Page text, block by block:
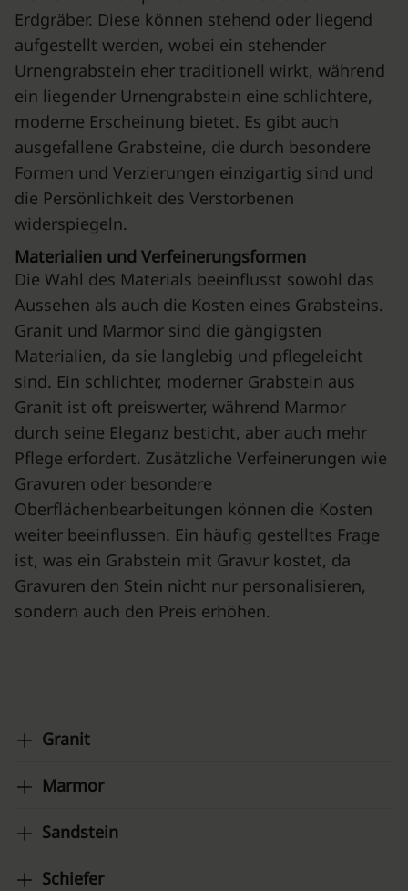
Erdgräber. Diese können stehend oder liegend
aufgestellt werden, wobei ein stehender
Urnengrabstein eher traditionell wirkt, während
ein liegender Urnengrabstein eine schlichtere,
moderne Erscheinung bietet. Es gibt auch
ausgefallene Grabsteine, die durch besondere
Formen und Verzierungen einzigartig sind und
die Persönlichkeit des Verstorbenen
widerspiegeln.
Materialien und Verfeinerungsformen
Die Wahl des Materials beeinflusst sowohl das
Aussehen als auch die Kosten eines Grabsteins.
Granit und Marmor sind die gängigsten
Materialien, da sie langlebig und pflegeleicht
sind. Ein schlichter, moderner Grabstein aus
Granit ist oft preiswerter, während Marmor
durch seine Eleganz besticht, aber auch mehr
Pflege erfordert. Zusätzliche Verfeinerungen wie
Gravuren oder besondere
Oberflächenbearbeitungen können die Kosten
weiter beeinflussen. Ein häufig gestelltes Frage
ist, was ein Grabstein mit Gravur kostet, da
Gravuren den Stein nicht nur personalisieren,
sondern auch den Preis erhöhen.
Granit
Marmor
Sandstein
Schiefer